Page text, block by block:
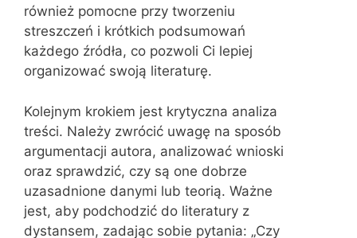
również pomocne przy tworzeniu
streszczeń i krótkich podsumowań
każdego źródła, co pozwoli Ci lepiej
organizować swoją literaturę.
Kolejnym krokiem jest krytyczna analiza
treści. Należy zwrócić uwagę na sposób
argumentacji autora, analizować wnioski
oraz sprawdzić, czy są one dobrze
uzasadnione danymi lub teorią. Ważne
jest, aby podchodzić do literatury z
dystansem, zadając sobie pytania: „Czy